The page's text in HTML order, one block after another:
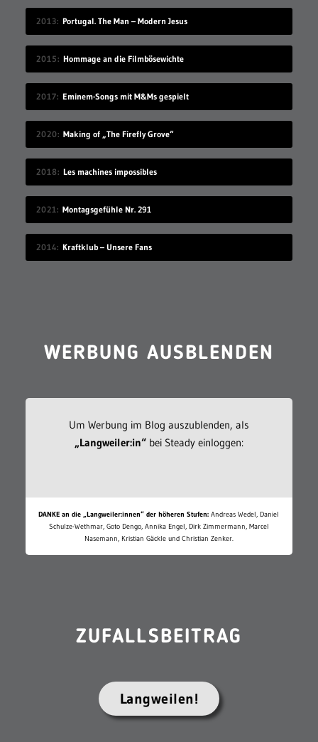
2013 Portugal. The Man – Modern Jesus
2015 Hommage an die Filmbösewichte
2017 Eminem-Songs mit M&Ms gespielt
2020 Making of „The Firefly Grove“
2018 Les machines impossibles
2021 Montagsgefühle Nr. 291
2014 Kraftklub – Unsere Fans
WERBUNG AUSBLENDEN
Um Werbung im Blog auszublenden, als
„Langweiler:in“bei Steady einloggen:
DANKE an die „Langweiler:innen“ der höheren Stufen: Andreas Wedel, Daniel
Schulze-Wethmar, Goto Dengo, Annika Engel, Dirk Zimmermann, Marcel
Nasemann, Kristian Gäckle und Christian Zenker.
ZUFALLSBEITRAG
Langweilen!